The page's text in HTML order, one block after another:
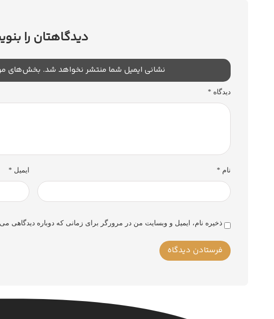
دیدگاهتان را
نشانی ایمیل شما منتشر نخواهد شد. بخش‌های
دیدگاه *
نام * ایمیل *
ذخیره نام، ایمیل و وبسایت من در مرورگر برای زمانی که دوباره دیدگاهی